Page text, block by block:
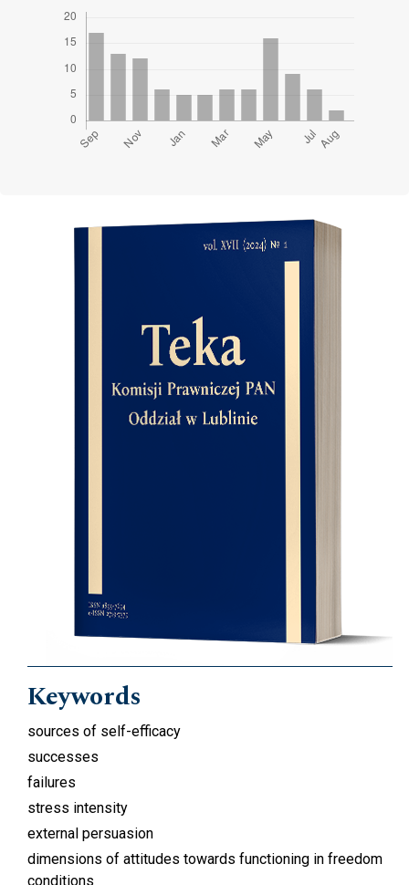
Keywords
sources of self-efficacy
successes
failures
stress intensity
external persuasion
dimensions of attitudes towards functioning in freedom
conditions